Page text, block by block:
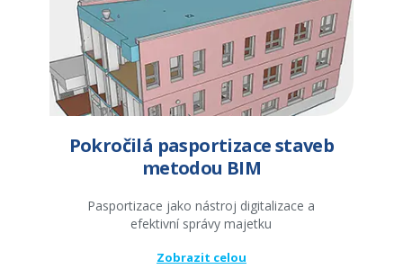
Pokročilá pasportizace staveb
metodou BIM
Pasportizace jako nástroj digitalizace a
efektivní správy majetku
Zobrazit celou